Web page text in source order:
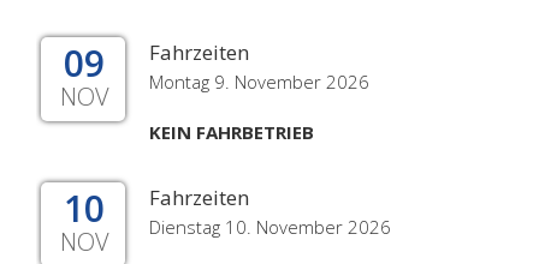
09
NOV
Fahrzeiten
Montag 9. November 2026
KEIN FAHRBETRIEB
10
NOV
Fahrzeiten
Dienstag 10. November 2026